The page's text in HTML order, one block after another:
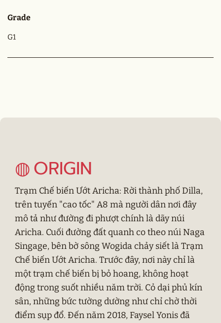
Grade
G1
◍ ORIGIN
Trạm Chế biến Ướt Aricha: Rời thành phố Dilla,
trên tuyến "cao tốc" A8 mà người dân nơi đây
mô tả như đường đi phượt chính là dãy núi
Aricha. Cuối đường đất quanh co theo núi Naga
Singage, bên bờ sông Wogida chảy siết là Trạm
Chế biến Ướt Aricha. Trước đây, nơi này chỉ là
một trạm chế biến bị bỏ hoang, không hoạt
động trong suốt nhiều năm trời. Cỏ dại phủ kín
sân, những bức tường dường như chỉ chờ thời
điểm sụp đổ. Đến năm 2018, Faysel Yonis đã